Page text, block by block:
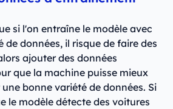
si l'on entraîne le modèle avec
données, il risque de faire des
ajouter des données
que la machine puisse mieux
bonne variété de données. Si
le modèle détecte des voitures